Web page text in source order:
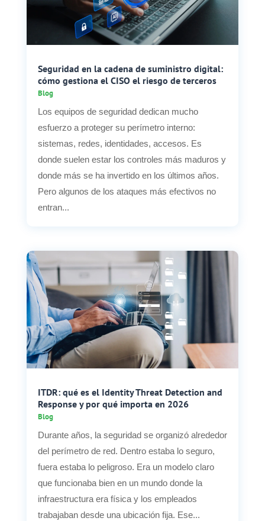
Seguridad en la cadena de suministro digital:
cómo gestiona el CISO el riesgo de terceros
Blog
Los equipos de seguridad dedican mucho
esfuerzo a proteger su perímetro interno:
sistemas, redes, identidades, accesos. Es
donde suelen estar los controles más maduros y
donde más se ha invertido en los últimos años.
Pero algunos de los ataques más efectivos no
entran...
ITDR: qué es el Identity Threat Detection and
Response y por qué importa en 2026
Blog
Durante años, la seguridad se organizó alrededor
del perímetro de red. Dentro estaba lo seguro,
fuera estaba lo peligroso. Era un modelo claro
que funcionaba bien en un mundo donde la
infraestructura era física y los empleados
trabajaban desde una ubicación fija. Ese...